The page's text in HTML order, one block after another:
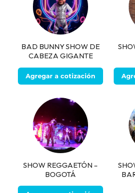
BAD BUNNY SHOW DE
CABEZA GIGANTE
Agregar a cotización
SHOW REGGAETÓN –
BOGOTÁ